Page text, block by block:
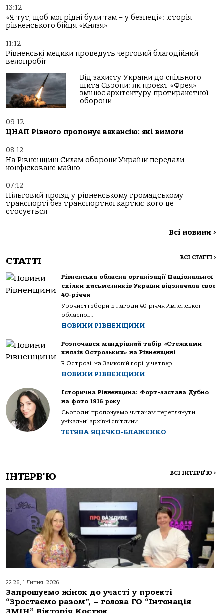
13:12
«Я тут, щоб мої рідні були там – у безпеці»: історія
рівненського бійця «Князя»
11:12
Рівненські медики проведуть черговий благодійний
велопробіг
Від захисту України до спільного
щита Європи: як проєкт «Фрея»
змінює архітектуру протиракетної
оборони
09:12
ЦНАП Рівного пропонує вакансію: які вимоги
08:12
На Рівненщині Силам оборони України передали
конфісковане майно
07:12
Пільговий проїзд у рівненському громадському
транспорті без транспортної картки: кого це
стосується
Всі новини >
СТАТТІ ВСІ СТАТТІ >
Рівненська обласна організації Національної
спілки письменників України відзначила своє
40-річчя
Урочисті збори із нагоди 40-річчя Рівненської
обласної...
НОВИНИ РІВНЕНЩИНИ
Розпочався мандрівний табір «Стежками
князів Острозьких» на Рівненщині
В Острозі, на Замковій горі, у четвер...
НОВИНИ РІВНЕНЩИНИ
Історична Рівненщина: Форт-застава Дубно
на фото 1916 року
Сьогодні пропонуємо читачам переглянути
унікальні архівні світлини...
ТЕТЯНА ЯЦЕЧКО-БЛАЖЕНКО
ІНТЕРВ'Ю ВСІ ІНТЕРВ'Ю >
22:26, 1 Липня, 2026
Запрошуємо жінок до участі у проєкті
“Зростаємо разом”, – голова ГО “Інтонація
ЗМІН” Вікторія Костюк